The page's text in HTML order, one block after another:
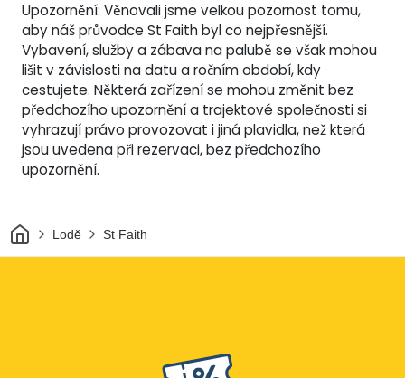
Upozornění: Věnovali jsme velkou pozornost tomu,
aby náš průvodce St Faith byl co nejpřesnější.
Vybavení, služby a zábava na palubě se však mohou
lišit v závislosti na datu a ročním období, kdy
cestujete. Některá zařízení se mohou změnit bez
předchozího upozornění a trajektové společnosti si
vyhrazují právo provozovat i jiná plavidla, než která
jsou uvedena při rezervaci, bez předchozího
upozornění.
DomovLodě St Faith